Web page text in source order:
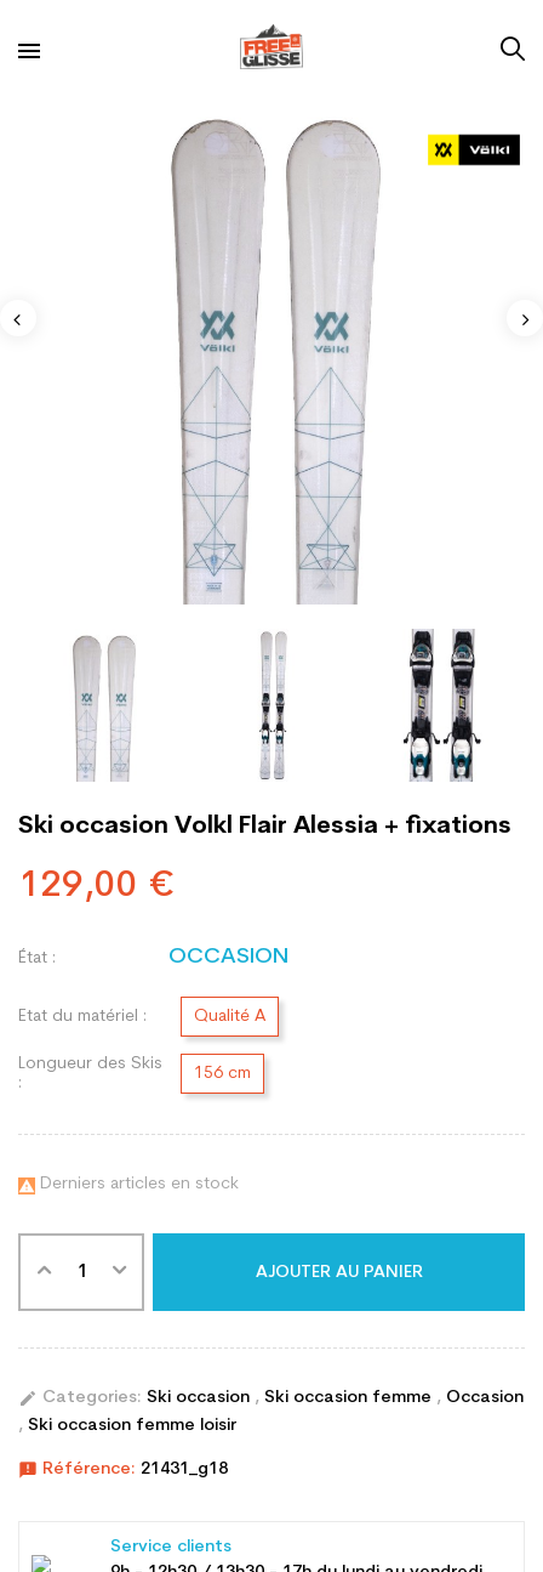
Ski occasion Volkl Flair Alessia + fixations
129,00 €
État : OCCASION
Etat du matériel : Qualité A
Longueur des Skis
:
156 cm
 Derniers articles en stock
AJOUTER AU PANIER
edit Categories: Ski occasion , Ski occasion femme , Occasion
, Ski occasion femme loisir
announcement Référence: 21431_g18
Service clients